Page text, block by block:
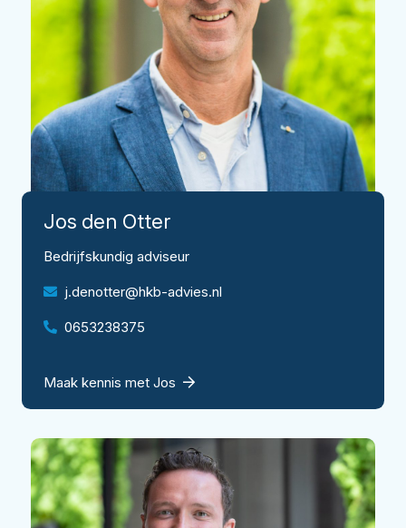
Jos den Otter
Bedrijfskundig adviseur
j.denotter@hkb-advies.nl
0653238375
Maak kennis met Jos